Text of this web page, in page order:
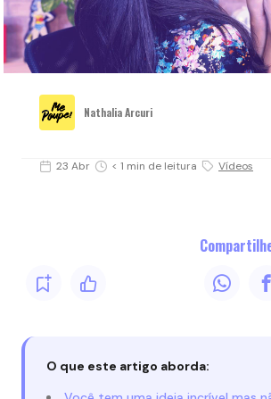
Nathalia Arcuri
23 Abr < 1 min de leitura Vídeos
O que este artigo aborda: